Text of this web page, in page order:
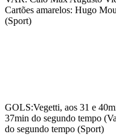
Cartões amarelos: Hugo
(Sport)
GOLS:Vegetti, aos 31 e
37min do segundo tempo
do segundo tempo (Sport)